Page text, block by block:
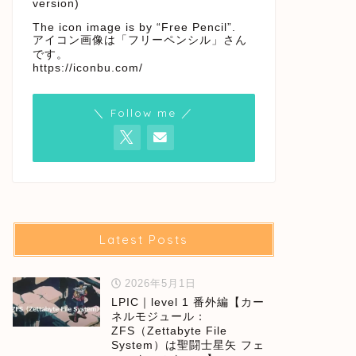
version)
The icon image is by “Free Pencil”.
アイコン画像は「フリーペンシル」さん
です。
https://iconbu.com/
＼ Follow me ／
Latest Posts
2026年5月1日
LPIC｜level 1 番外編【カー
ネルモジュール：
ZFS（Zettabyte File
System）は聖闘士星矢 フェ